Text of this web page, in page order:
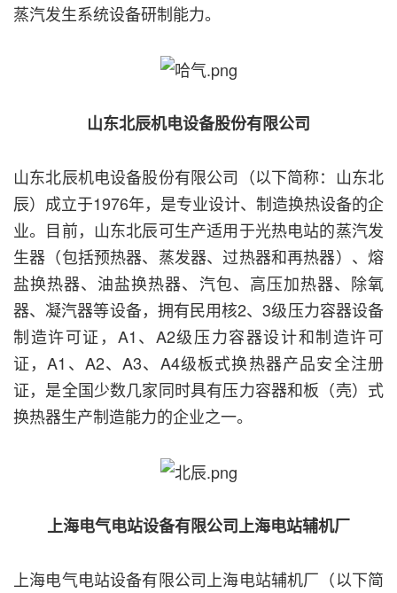
蒸汽发生系统设备研制能力。
山东北辰机电设备股份有限公司
山东北辰机电设备股份有限公司（以下简称：山东北
辰）成立于1976年，是专业设计、制造换热设备的企
业。目前，山东北辰可生产适用于光热电站的蒸汽发
生器（包括预热器、蒸发器、过热器和再热器）、熔
盐换热器、油盐换热器、汽包、高压加热器、除氧
器、凝汽器等设备，拥有民用核2、3级压力容器设备
制造许可证，A1、A2级压力容器设计和制造许可
证，A1、A2、A3、A4级板式换热器产品安全注册
证，是全国少数几家同时具有压力容器和板（壳）式
换热器生产制造能力的企业之一。
上海电气电站设备有限公司上海电站辅机厂
上海电气电站设备有限公司上海电站辅机厂（以下简